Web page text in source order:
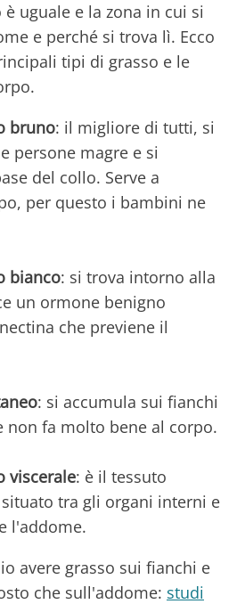
uguale e la zona in cui si
e perché si trova lì. Ecco
tipi di grasso e le
bruno: il migliore di tutti, si
persone magre e si
del collo. Serve a
per questo i bambini ne
bianco: si trova intorno alla
un ormone benigno
che previene il
: si accumula sui fianchi
non fa molto bene al corpo.
viscerale: è il tessuto
tra gli organi interni e
l'addome.
avere grasso sui fianchi e
che sull'addome: studi